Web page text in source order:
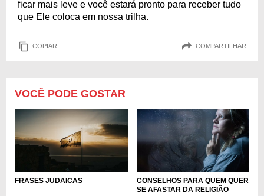
ficar mais leve e você estará pronto para receber tudo
que Ele coloca em nossa trilha.
COPIAR COMPARTILHAR
VOCÊ PODE GOSTAR
FRASES JUDAICAS
CONSELHOS PARA QUEM QUER
SE AFASTAR DA RELIGIÃO